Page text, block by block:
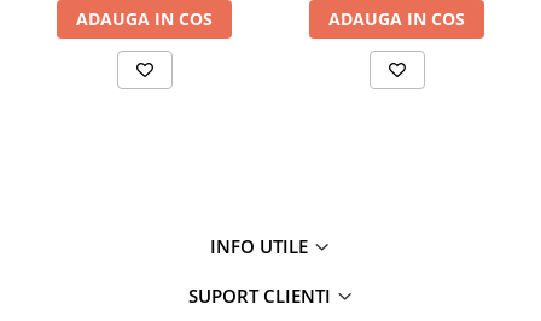
ADAUGA IN COS ADAUGA IN COS
INFO UTILE
SUPORT CLIENTI